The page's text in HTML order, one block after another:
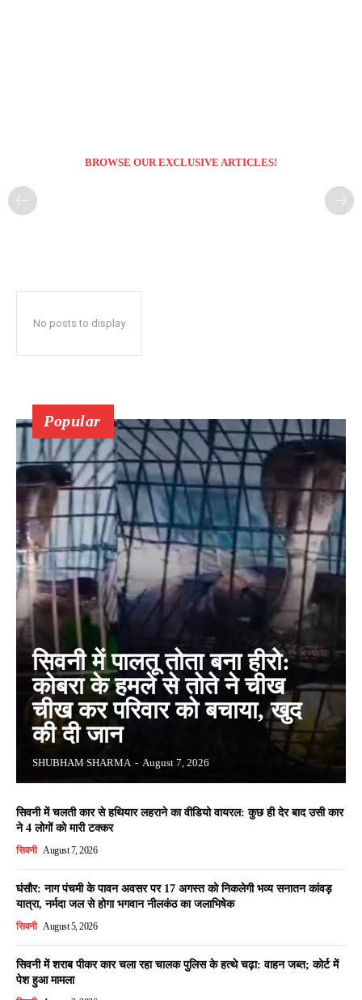
BROWSE OUR EXCLUSIVE ARTICLES!
No posts to display
Popular
सिवनी में पालतू तोता बना हीरो:
कोबरा के हमले से तोते ने चीख
चीख कर परिवार को बचाया, खुद
की दी जान
SHUBHAM SHARMA - August 7, 2026
सिवनी में चलती कार से हथियार लहराने का वीडियो वायरल: कुछ ही देर बाद उसी कार
ने 4 लोगों को मारी टक्कर
सिवनी August 7, 2026
घंसौर: नाग पंचमी के पावन अवसर पर 17 अगस्त को निकलेगी भव्य सनातन कांवड़
यात्रा, नर्मदा जल से होगा भगवान नीलकंठ का जलाभिषेक
सिवनी August 5, 2026
सिवनी में शराब पीकर कार चला रहा चालक पुलिस के हत्थे चढ़ा: वाहन जब्त; कोर्ट में
पेश हुआ मामला